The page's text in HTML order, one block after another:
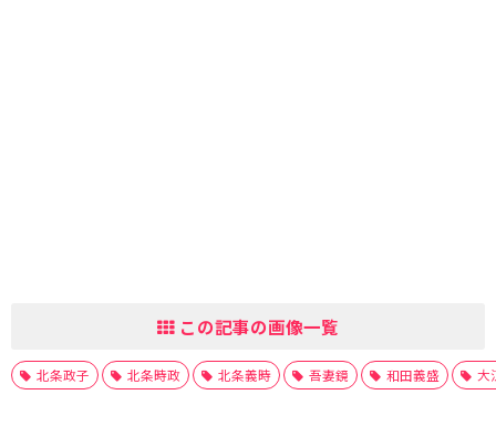
この記事の画像一覧
北条政子 北条時政 北条義時 吾妻鏡 和田義盛 大